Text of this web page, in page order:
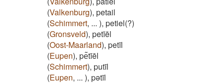
(Valkenburg), petail
(Schimmert, ... ), petiel(?)
(Gronsveld), petīēl
(Oost-Maarland), petīl
(Eupen), pe͂tīēl
(Schimmert), putīl
(Eupen, ... ), pətīl